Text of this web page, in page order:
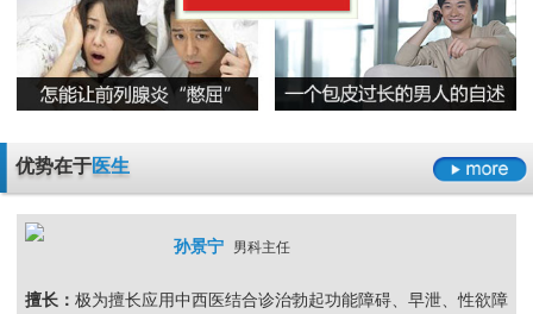
男科检查 男科检查增生 男科检查痛 男科检查囊肿
尿道炎是什么原因导致的
包皮龟头炎 尿道炎 睾丸炎 膀胱炎
弱精症有哪些常见的原因
少精症是又哪些疾病诱发出来的呢
优势在于医生
孙景宁 男科主任
擅长： 极为擅长应用中西医结合诊治勃起功能障碍、早泄、性欲障